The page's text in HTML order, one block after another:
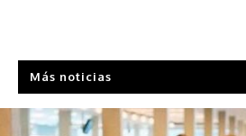
Más noticias